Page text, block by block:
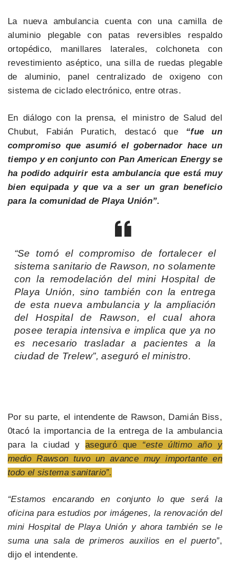
La nueva ambulancia cuenta con una camilla de
aluminio plegable con patas reversibles respaldo
ortopédico, manillares laterales, colchoneta con
revestimiento aséptico, una silla de ruedas plegable
de aluminio, panel centralizado de oxigeno con
sistema de ciclado electrónico, entre otras.
En diálogo con la prensa, el ministro de Salud del
Chubut, Fabián Puratich, destacó que “fue un
compromiso que asumió el gobernador hace un
tiempo y en conjunto con Pan American Energy se
ha podido adquirir esta ambulancia que está muy
bien equipada y que va a ser un gran beneficio
para la comunidad de Playa Unión”.
“Se tomó el compromiso de fortalecer el
sistema sanitario de Rawson, no solamente
con la remodelación del mini Hospital de
Playa Unión, sino también con la entrega
de esta nueva ambulancia y la ampliación
del Hospital de Rawson, el cual ahora
posee terapia intensiva e implica que ya no
es necesario trasladar a pacientes a la
ciudad de Trelew”, aseguró el ministro.
Por su parte, el intendente de Rawson, Damián Biss,
0tacó la importancia de la entrega de la ambulancia
para la ciudad y aseguró que “este último año y
medio Rawson tuvo un avance muy importante en
todo el sistema sanitario”.
“Estamos encarando en conjunto lo que será la
oficina para estudios por imágenes, la renovación del
mini Hospital de Playa Unión y ahora también se le
suma una sala de primeros auxilios en el puerto”,
dijo el intendente.